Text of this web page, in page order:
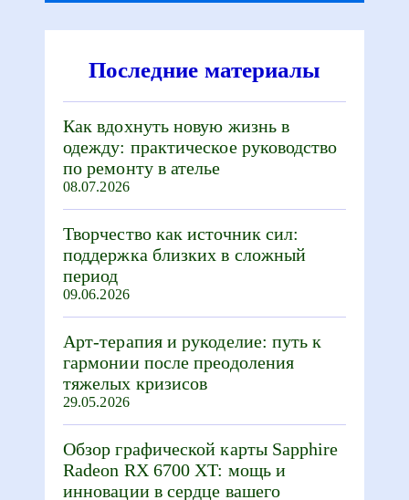
Последние материалы
Как вдохнуть новую жизнь в
одежду: практическое руководство
по ремонту в ателье
08.07.2026
Творчество как источник сил:
поддержка близких в сложный
период
09.06.2026
Арт-терапия и рукоделие: путь к
гармонии после преодоления
тяжелых кризисов
29.05.2026
Обзор графической карты Sapphire
Radeon RX 6700 XT: мощь и
инновации в сердце вашего